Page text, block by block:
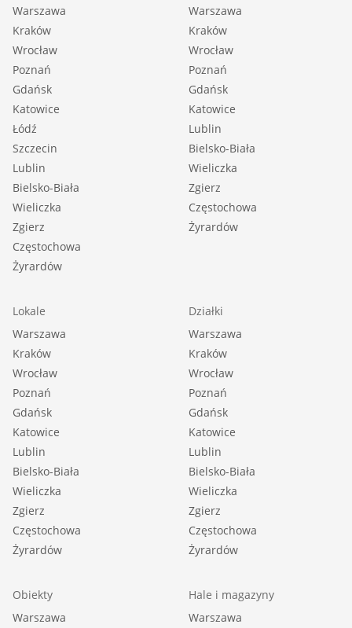
Warszawa
Kraków
Wrocław
Poznań
Gdańsk
Katowice
Łódź
Szczecin
Lublin
Bielsko-Biała
Wieliczka
Zgierz
Częstochowa
Żyrardów
Warszawa
Kraków
Wrocław
Poznań
Gdańsk
Katowice
Lublin
Bielsko-Biała
Wieliczka
Zgierz
Częstochowa
Żyrardów
Lokale
Warszawa
Kraków
Wrocław
Poznań
Gdańsk
Katowice
Lublin
Bielsko-Biała
Wieliczka
Zgierz
Częstochowa
Żyrardów
Działki
Warszawa
Kraków
Wrocław
Poznań
Gdańsk
Katowice
Lublin
Bielsko-Biała
Wieliczka
Zgierz
Częstochowa
Żyrardów
Obiekty
Warszawa
Hale i magazyny
Warszawa